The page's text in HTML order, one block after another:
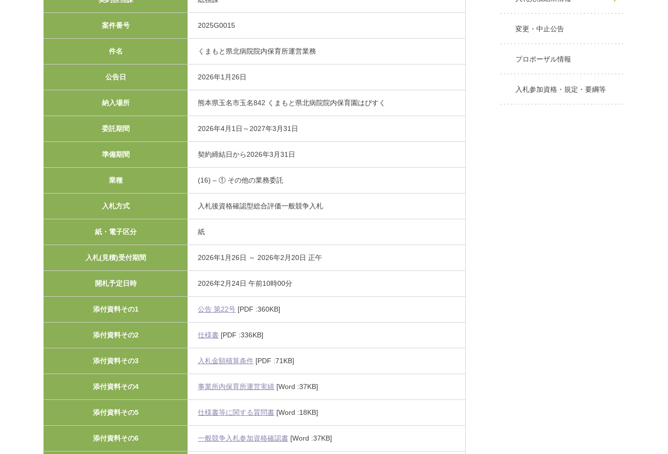
案件番号 2025G0015
件名 くまもと県北病院院内保育所運営業務
公告日 2026年1月26日
納入場所 熊本県玉名市玉名842 くまもと県北病院院内保育園はぴすく
委託期間 2026年4月1日～2027年3月31日
準備期間 契約締結日から2026年3月31日
業種 (16) – ① その他の業務委託
入札方式 入札後資格確認型総合評価一般競争入札
紙・電子区分 紙
入札(見積)受付期間 2026年1月26日 ～ 2026年2月20日 正午
開札予定日時 2026年2月24日 午前10時00分
添付資料その1 公告 第22号 [PDF :360KB]
添付資料その2 仕様書 [PDF :336KB]
添付資料その3 入札金額積算条件 [PDF :71KB]
添付資料その4 事業所内保育所運営実績 [Word :37KB]
添付資料その5 仕様書等に関する質問書 [Word :18KB]
添付資料その6 一般競争入札参加資格確認書 [Word :37KB]
変更・中止公告
プロポーザル情報
入札参加資格・規定・要綱等
初診のご相談・お問い合わせ
Tel.0968-73-5000
利害関係者との接触等に関する届出書（word）